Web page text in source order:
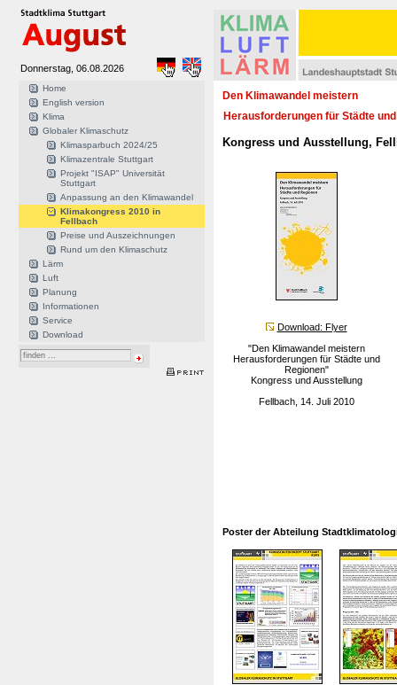
Donnerstag, 06.08.2026
Home
English version
Klima
Globaler Klimaschutz
Klimasparbuch 2024/25
Klimazentrale Stuttgart
Projekt "ISAP" Universität
Stuttgart
Anpassung an den Klimawandel
Klimakongress 2010 in
Fellbach
Preise und Auszeichnungen
Rund um den Klimaschutz
Lärm
Luft
Planung
Informationen
Service
Download
Den Klimawandel meistern
Herausforderungen für Städte
Kongress und Ausstellung,
Download: Flyer
"Den Klimawandel meistern
Herausforderungen für Städte und
Regionen"
Kongress und Ausstellung
Fellbach, 14. Juli 2010
Poster der Abteilung